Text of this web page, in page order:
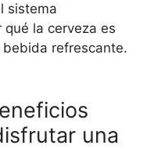
sistema
la cerveza es
refrescante.
una